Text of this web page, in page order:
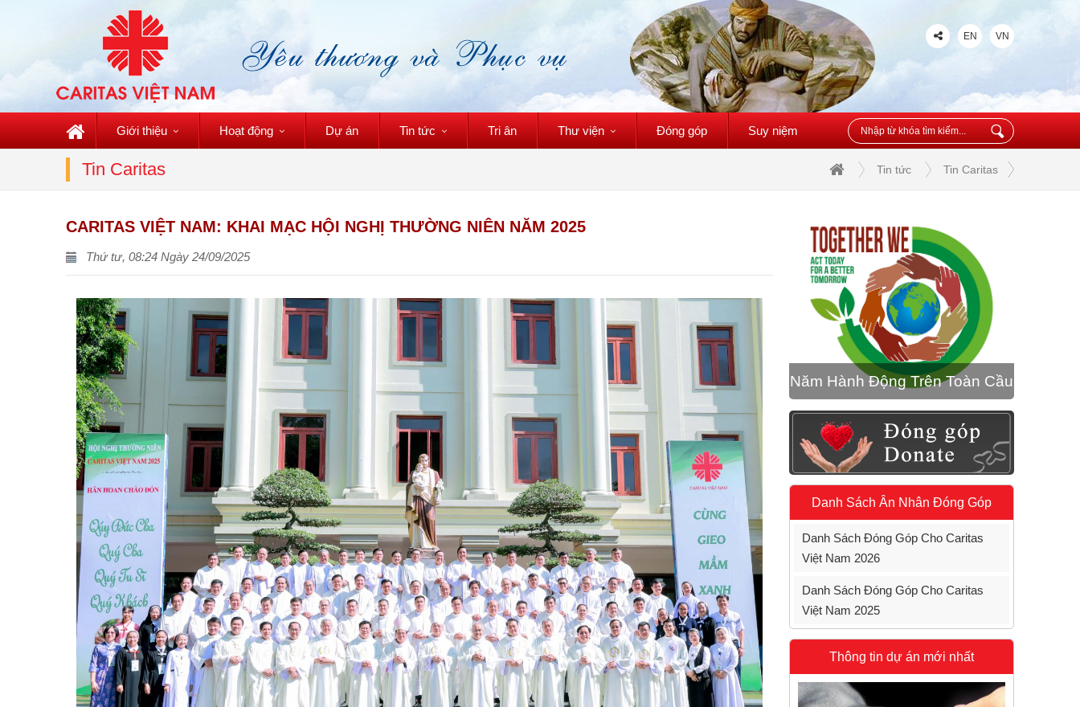
EN VN
Giới thiệu Hoạt động Dự án Tin tức Tri ân Thư viện Đóng góp Suy niệm
Tin Caritas Tin tức Tin Caritas
CARITAS VIỆT NAM: KHAI MẠC HỘI NGHỊ THƯỜNG NIÊN NĂM 2025
Thứ tư, 08:24 Ngày 24/09/2025
Năm Hành Động Trên Toàn Cầu
Danh Sách Ân Nhân Đóng Góp
Danh Sách Đóng Góp Cho Caritas
Việt Nam 2026
Danh Sách Đóng Góp Cho Caritas
Việt Nam 2025
Thông tin dự án mới nhất